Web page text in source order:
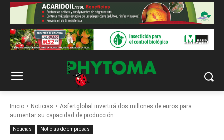
Inicio Noticias
Asfertglobal invertirá dos millones de euros para
aumentar su capacidad de producción
Noticias Noticias de empresas